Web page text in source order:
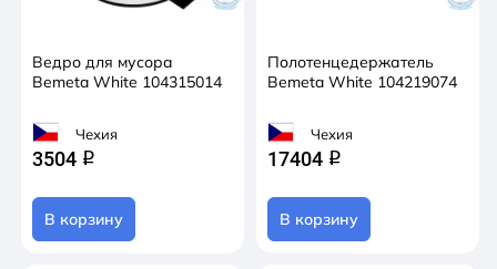
Ведро для мусора
Bemeta White 104315014
Чехия
3504 q
В корзину
Полотенцедержатель
Bemeta White 104219074
Чехия
17404 q
В корзину